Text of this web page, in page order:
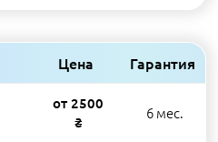
Цена Гарантия
от 2500
₴
6 мес.